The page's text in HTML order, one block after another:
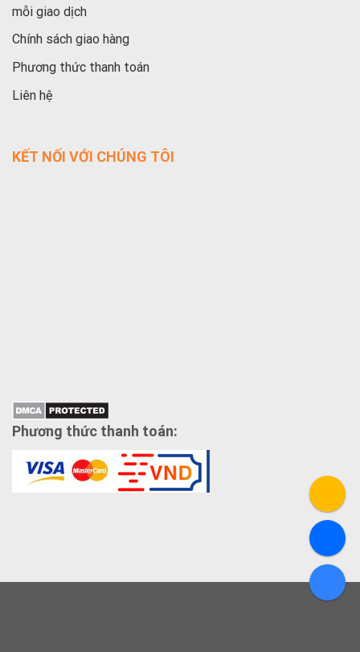
mỗi giao dịch
Chính sách giao hàng
Phương thức thanh toán
Liên hệ
KẾT NỐI VỚI CHÚNG TÔI
Phương thức thanh toán: